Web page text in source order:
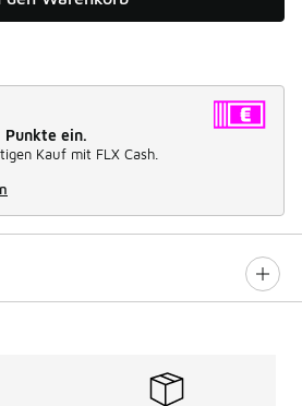
ein.
Kauf mit FLX Cash.